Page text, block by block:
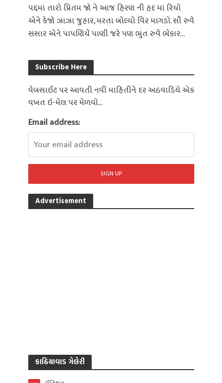
પદ્દમા તારો પ્રિતમ જો ને આજ હિરણ ની હદ માં રિયો
એને કેજો ઝાઝા જુહાર, મરતા બોલ્યો વિર માંગડો. સૌ રુવે
સંસાર એને પાપણિયેં પાણી જરે પણ ભુંત રુવે ભેંકાર...
Subscribe Here
વેબસાઈટ પર આવતી નવી માહિતીને દર અઠવાડિયે એક
વખત ઇ-મેલ પર મેળવો...
Email address:
Advertisement
કાઠિયાવાડ ગેલેરી